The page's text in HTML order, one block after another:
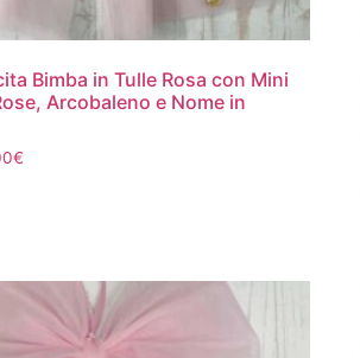
Bimba in Tulle Rosa con Mini
Arcobaleno e Nome in
€